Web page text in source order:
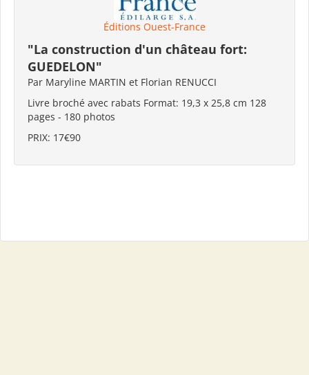
Éditions Ouest-France
"La construction d'un château fort:
GUEDELON"
Par Maryline MARTIN et Florian RENUCCI
Livre broché avec rabats Format: 19,3 x 25,8 cm 128
pages - 180 photos
PRIX: 17€90